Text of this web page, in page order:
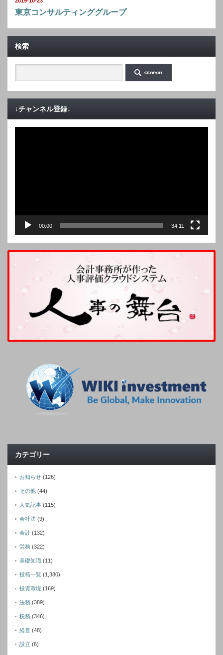
東京コンサルティンググループ
検索
↓チャンネル登録↓
00:00 34:11
カテゴリー
お知らせ (126)
その他 (44)
人気記事 (115)
会社法 (9)
会計 (132)
労務 (322)
基礎知識 (11)
投稿一覧 (1,380)
投資環境 (169)
法務 (389)
税務 (346)
経営 (48)
設立 (6)